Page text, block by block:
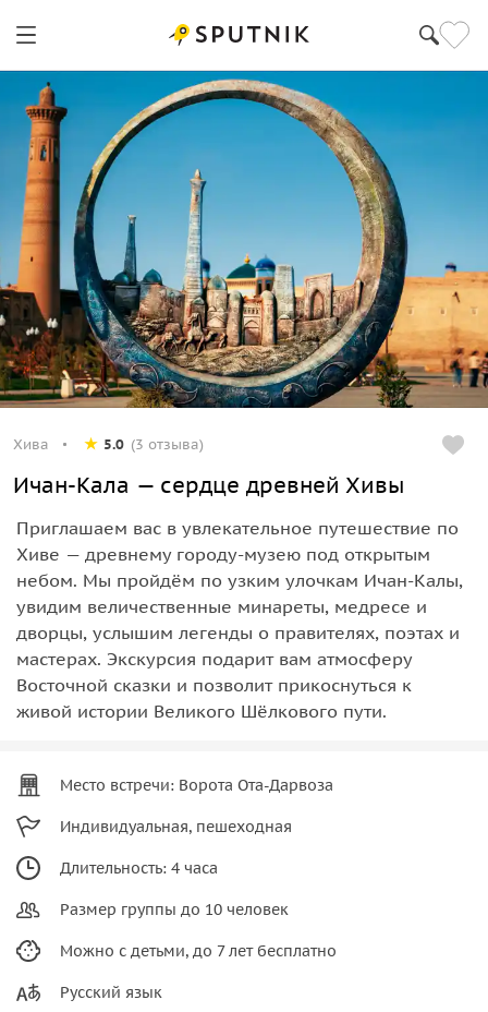
Хива 5.0 (3 отзыва)
Ичан-Кала — сердце древней Хивы
Приглашаем вас в увлекательное путешествие по
Хиве — древнему городу-музею под открытым
небом. Мы пройдём по узким улочкам Ичан-Калы,
увидим величественные минареты, медресе и
дворцы, услышим легенды о правителях, поэтах и
мастерах. Экскурсия подарит вам атмосферу
Восточной сказки и позволит прикоснуться к
живой истории Великого Шёлкового пути.
Место встречи: Ворота Ота-Дарвоза
Индивидуальная, пешеходная
Длительность: 4 часа
Размер группы до 10 человек
Можно с детьми, до 7 лет бесплатно
Русский язык